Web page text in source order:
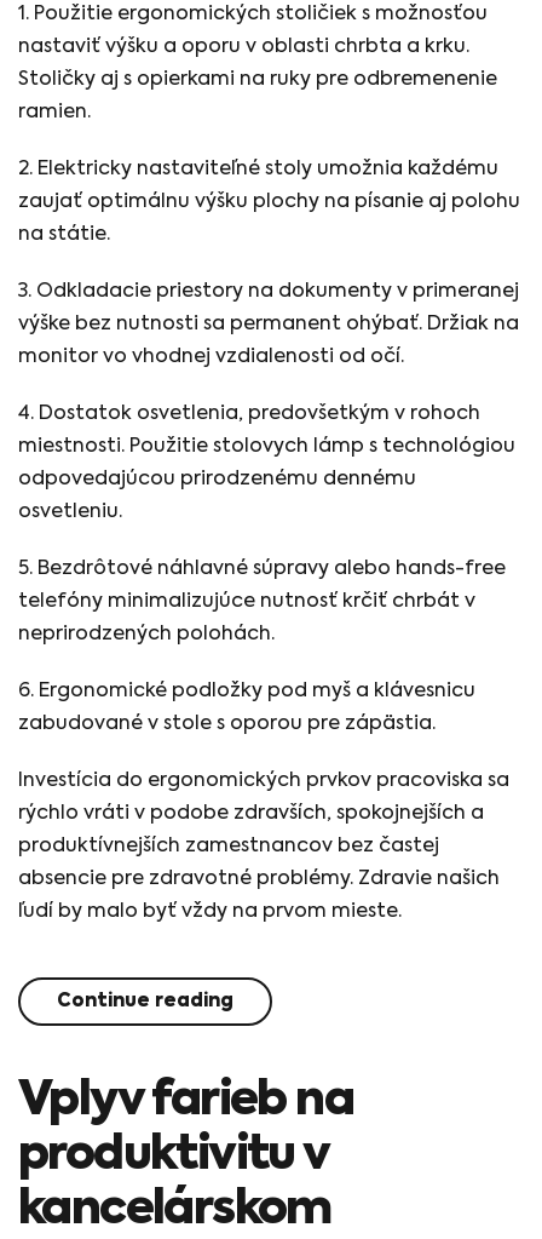
1. Použitie ergonomických stoličiek s možnosťou
nastaviť výšku a oporu v oblasti chrbta a krku.
Stoličky aj s opierkami na ruky pre odbremenenie
ramien.
2. Elektricky nastaviteľné stoly umožnia každému
zaujať optimálnu výšku plochy na písanie aj polohu
na státie.
3. Odkladacie priestory na dokumenty v primeranej
výške bez nutnosti sa permanent ohýbať. Držiak na
monitor vo vhodnej vzdialenosti od očí.
4. Dostatok osvetlenia, predovšetkým v rohoch
miestnosti. Použitie stolovych lámp s technológiou
odpovedajúcou prirodzenému dennému
osvetleniu.
5. Bezdrôtové náhlavné súpravy alebo hands-free
telefóny minimalizujúce nutnosť krčiť chrbát v
neprirodzených polohách.
6. Ergonomické podložky pod myš a klávesnicu
zabudované v stole s oporou pre zápästia.
Investícia do ergonomických prvkov pracoviska sa
rýchlo vráti v podobe zdravších, spokojnejších a
produktívnejších zamestnancov bez častej
absencie pre zdravotné problémy. Zdravie našich
ľudí by malo byť vždy na prvom mieste.
Continue reading
Vplyv farieb na
produktivitu v
kancelárskom